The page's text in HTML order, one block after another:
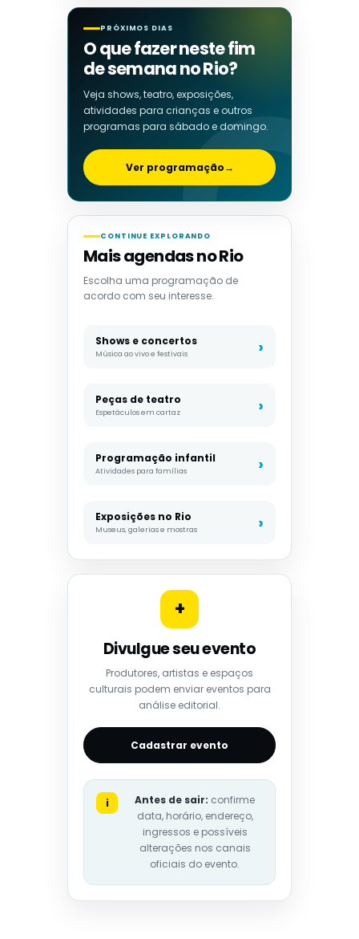
PRÓXIMOS DIAS
O que fazer neste fim
de semana no Rio?
Veja shows, teatro, exposições,
atividades para crianças e outros
programas para sábado e domingo.
Ver programação→
CONTINUE EXPLORANDO
Mais agendas no Rio
Escolha uma programação de
acordo com seu interesse.
Shows e concertos
Música ao vivo e festivais
Peças de teatro
Espetáculos em cartaz
Programação infantil
Atividades para famílias
Exposições no Rio
Museus, galerias e mostras
+
Divulgue seu evento
Produtores, artistas e espaços
culturais podem enviar eventos para
análise editorial.
Cadastrar evento
i Antes de sair: confirme
data, horário, endereço,
ingressos e possíveis
alterações nos canais
oficiais do evento.